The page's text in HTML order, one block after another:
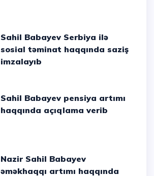
Sahil Babayev Serbiya ilə
sosial təminat haqqında saziş
imzalayıb
Sahil Babayev pensiya artımı
haqqında açıqlama verib
Nazir Sahil Babayev
əməkhaqqı artımı haqqında